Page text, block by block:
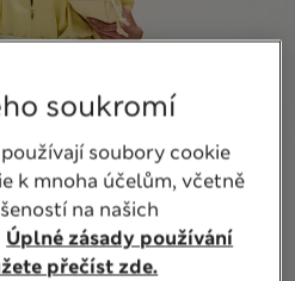
soukromí
soubory cookie
k mnoha účelům, včetně
na našich
Úplné zásady používání
přečíst zde.